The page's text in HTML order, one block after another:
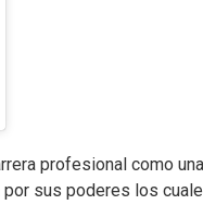
profesional como
sus poderes los